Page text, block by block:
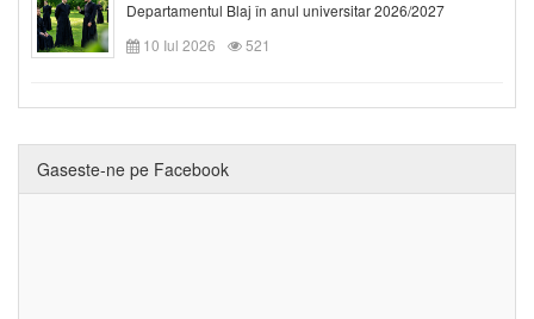
Departamentul Blaj în anul universitar 2026/2027
10 Iul 2026
521
Gaseste-ne pe Facebook